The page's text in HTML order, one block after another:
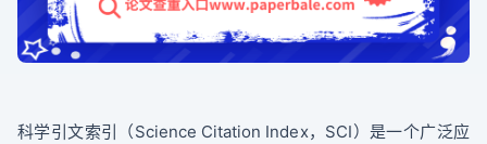
科学引文索引（Science Citation Index，SCI）是一个广泛应